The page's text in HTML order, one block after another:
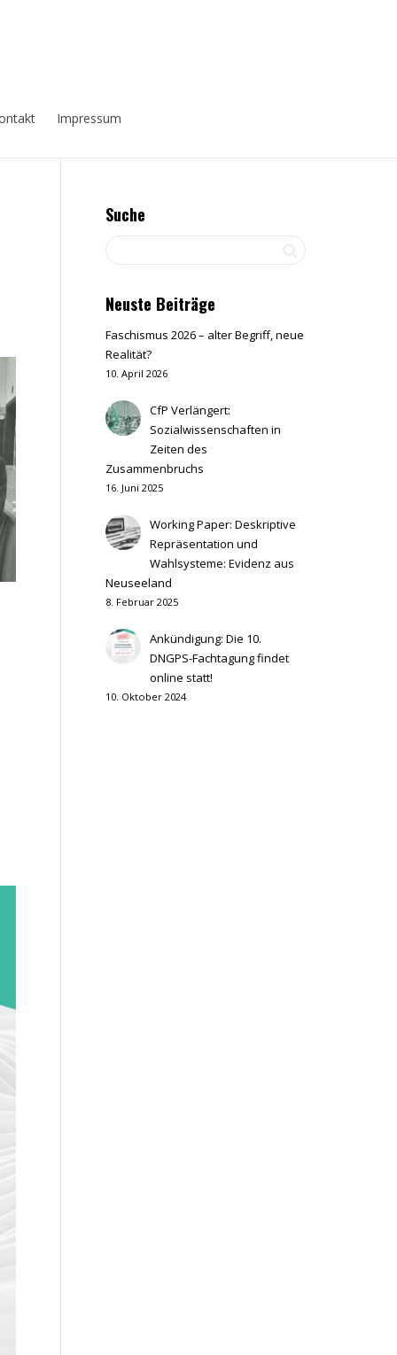
Impressum
Suche
Neuste Beiträge
Faschismus 2026 – alter Begriff, neue
Realität?
10. April 2026
CfP Verlängert:
Sozialwissenschaften in
Zeiten des
Zusammenbruchs
16. Juni 2025
Working Paper: Deskriptive
Repräsentation und
Wahlsysteme: Evidenz aus
Neuseeland
8. Februar 2025
Ankündigung: Die 10.
DNGPS-Fachtagung findet
online statt!
10. Oktober 2024